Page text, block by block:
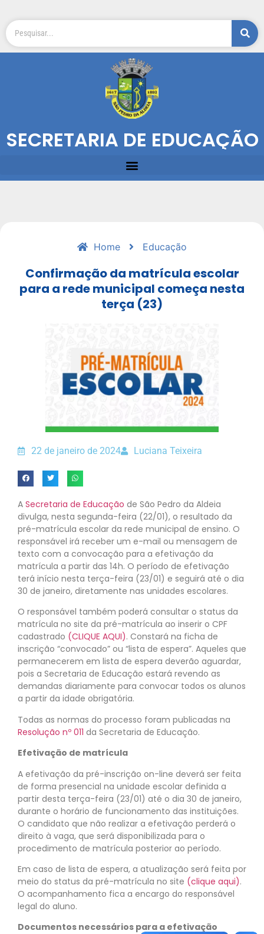
SECRETARIA DE EDUCAÇÃO
Home Educação
Confirmação da matrícula escolar
para a rede municipal começa nesta
terça (23)
22 de janeiro de 2024 Luciana Teixeira
A Secretaria de Educação de São Pedro da Aldeia
divulga, nesta segunda-feira (22/01), o resultado da
pré-matrícula escolar da rede municipal de ensino. O
responsável irá receber um e-mail ou mensagem de
texto com a convocação para a efetivação da
matrícula a partir das 14h. O período de efetivação
terá início nesta terça-feira (23/01) e seguirá até o dia
30 de janeiro, diretamente nas unidades escolares.
O responsável também poderá consultar o status da
matrícula no site da pré-matrícula ao inserir o CPF
cadastrado (CLIQUE AQUI). Constará na ficha de
inscrição “convocado” ou “lista de espera”. Aqueles que
permanecerem em lista de espera deverão aguardar,
pois a Secretaria de Educação estará revendo as
demandas diariamente para convocar todos os alunos
a partir da idade obrigatória.
Todas as normas do processo foram publicadas na
Resolução nº 011 da Secretaria de Educação.
Efetivação de matrícula
A efetivação da pré-inscrição on-line deverá ser feita
de forma presencial na unidade escolar definida a
partir desta terça-feira (23/01) até o dia 30 de janeiro,
durante o horário de funcionamento das instituições.
O candidato que não realizar a efetivação perderá o
direito à vaga, que será disponibilizada para o
procedimento de matrícula posterior ao período.
Em caso de lista de espera, a atualização será feita por
meio do status da pré-matrícula no site (clique aqui).
O acompanhamento fica a encargo do responsável
legal do aluno.
Documentos necessários para a efetivação